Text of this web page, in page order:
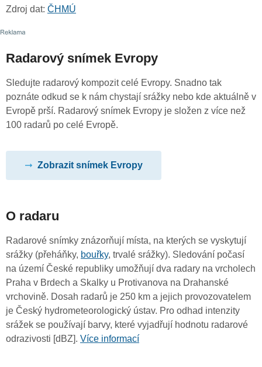
Zdroj dat: ČHMÚ
Radarový snímek Evropy
Sledujte radarový kompozit celé Evropy. Snadno tak
poznáte odkud se k nám chystají srážky nebo kde aktuálně v
Evropě prší. Radarový snímek Evropy je složen z více než
100 radarů po celé Evropě.
Zobrazit snímek Evropy
O radaru
Radarové snímky znázorňují místa, na kterých se vyskytují
srážky (přeháňky, bouřky, trvalé srážky). Sledování počasí
na území České republiky umožňují dva radary na vrcholech
Praha v Brdech a Skalky u Protivanova na Drahanské
vrchovině. Dosah radarů je 250 km a jejich provozovatelem
je Český hydrometeorologický ústav. Pro odhad intenzity
srážek se používají barvy, které vyjadřují hodnotu radarové
odrazivosti [dBZ]. Více informací